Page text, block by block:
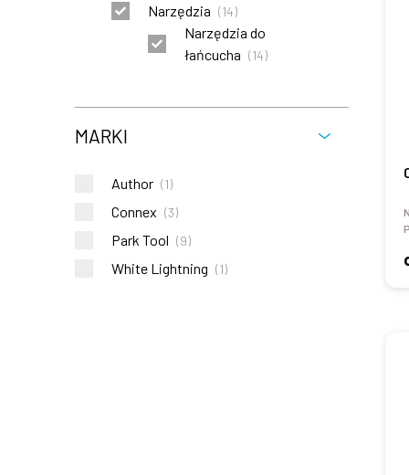
Narzędzia (14)
Narzędzia do
łańcucha (14)
MARKI
Author (1)
Connex (3)
Park Tool (9)
White Lightning (1)